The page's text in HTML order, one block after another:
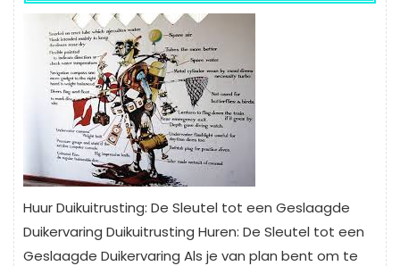
Huur Duikuitrusting: De Sleutel tot een Geslaagde
Duikervaring Duikuitrusting Huren: De Sleutel tot een
Geslaagde Duikervaring Als je van plan bent om te